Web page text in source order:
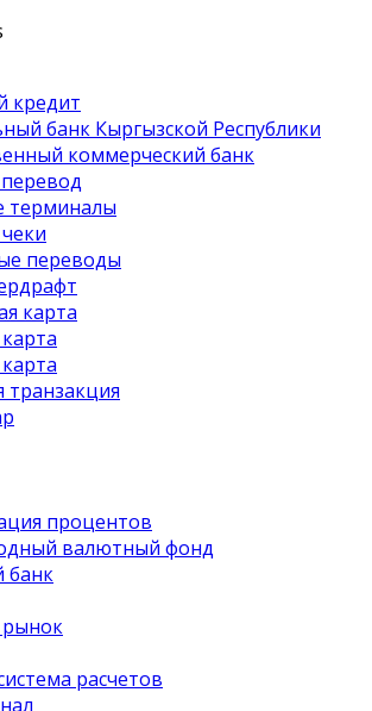
кредит
банк Кыргызской Республики
коммерческий банк
терминалы
переводы
карта
транзакция
процентов
валютный фонд
банк
расчетов